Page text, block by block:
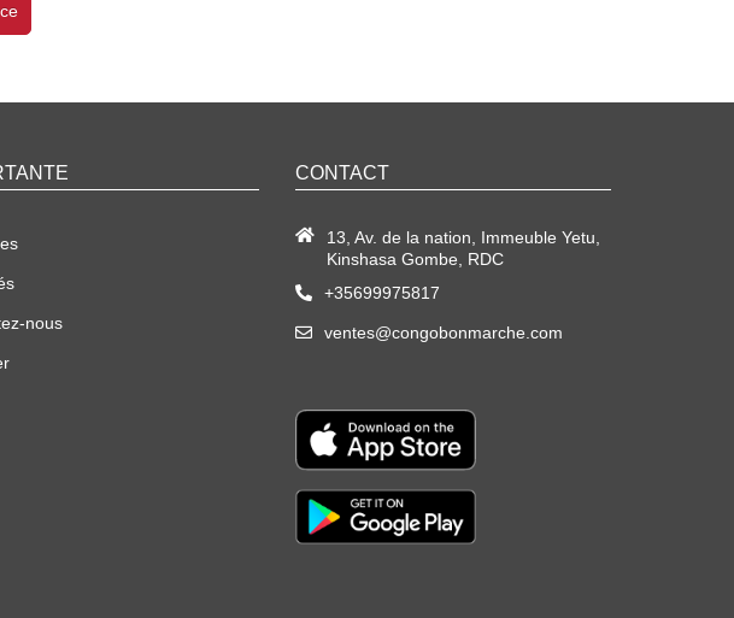
nous
CONTACT
13, Av. de la nation, Immeuble Yetu,
Kinshasa Gombe, RDC
+35699975817
ventes@congobonmarche.com